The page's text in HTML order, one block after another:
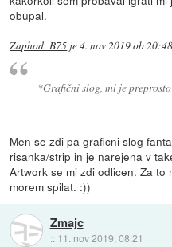
obupal.
Zaphod_B75 je4. nov 2019 ob 20:48
*Grafični slog, mi je
Men se zdi pa graficni slog
risanka/strip in je narejena v
Artwork se mi zdi odlicen. Za
morem spilat. :))
Zmajc
:: 11. nov 2019, 08:21